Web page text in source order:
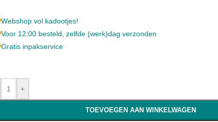
Webshop vol kadootjes!
Voor 12:00 besteld, zelfde (werk)dag verzonden
Gratis inpakservice
+
TOEVOEGEN AAN WINKELWAGEN